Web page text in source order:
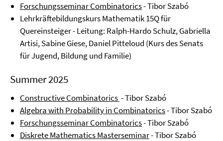
Forschungsseminar Combinatorics- Tibor Szabó
Lehrkräftebildungskurs Mathematik 15Q für
Quereinsteiger - Leitung: Ralph-Hardo Schulz, Gabriella
Artisi, Sabine Giese, Daniel Pitteloud (Kurs des Senats
für Jugend, Bildung und Familie)
Summer 2025
Constructive Combinatorics - Tibor Szabó
Algebra with Probability in Combinatorics- Tibor Szabó
Forschungsseminar Combinatorics- Tibor Szabó
Diskrete Mathematics Masterseminar- Tibor Szabó